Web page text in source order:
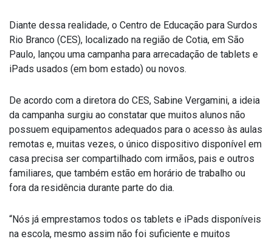
Diante dessa realidade, o Centro de Educação para Surdos
Rio Branco (CES), localizado na região de Cotia, em São
Paulo, lançou uma campanha para arrecadação de tablets e
iPads usados (em bom estado) ou novos.
De acordo com a diretora do CES, Sabine Vergamini, a ideia
da campanha surgiu ao constatar que muitos alunos não
possuem equipamentos adequados para o acesso às aulas
remotas e, muitas vezes, o único dispositivo disponível em
casa precisa ser compartilhado com irmãos, pais e outros
familiares, que também estão em horário de trabalho ou
fora da residência durante parte do dia.
“Nós já emprestamos todos os tablets e iPads disponíveis
na escola, mesmo assim não foi suficiente e muitos